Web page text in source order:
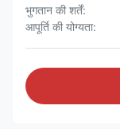
भुगतान की शर्तें:
आपूर्ति की योग्यता: